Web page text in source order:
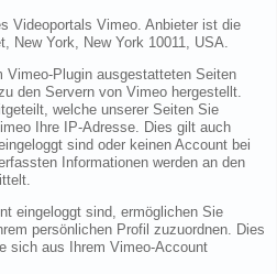
Videoportals Vimeo. Anbieter ist die
New York, New York 10011, USA.
Vimeo-Plugin ausgestatteten Seiten
den Servern von Vimeo hergestellt.
welche unserer Seiten Sie
Ihre IP-Adresse. Dies gilt auch
sind oder keinen Account bei
Informationen werden an den
eingeloggt sind, ermöglichen Sie
persönlichen Profil zuzuordnen. Dies
sich aus Ihrem Vimeo-Account